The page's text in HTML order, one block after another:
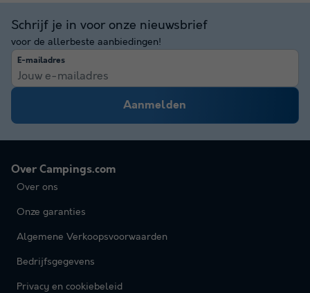
Schrijf je in voor onze nieuwsbrief
voor de allerbeste aanbiedingen!
E-mailadres
Aanmelden
Over Campings.com
Over ons
Onze garanties
Algemene Verkoopsvoorwaarden
Bedrijfsgegevens
Privacy en cookiebeleid